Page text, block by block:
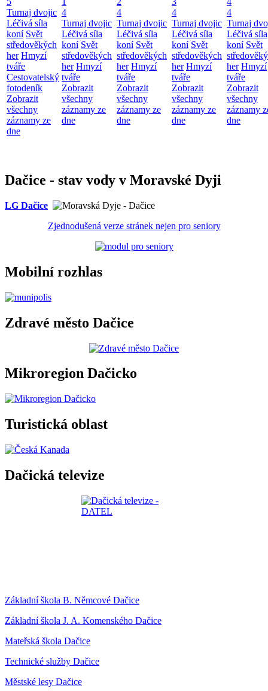
Turnaj dvojic
Léčivá síla
koní Svět
středověkých
her Hmyzí
tváře
Cestovatelský
fotodeník
Zobrazit
všechny
záznamy ze
dne
4
Turnaj dvojic
Léčivá síla
koní Svět
středověkých
her Hmyzí
tváře
Zobrazit
všechny
záznamy ze
dne
4
Turnaj dvojic
Léčivá síla
koní Svět
středověkých
her Hmyzí
tváře
Zobrazit
všechny
záznamy ze
dne
4
Turnaj dvojic
Léčivá síla
koní Svět
středověkých
her Hmyzí
tváře
Zobrazit
všechny
záznamy ze
dne
4
Turnaj
Léčivá síla
koní Svět
her Hmyzí
tváře
Zobrazit
všechny
záznamy
dne
Dačice - stav vody v Moravské Dyji
LG Dačice
Zjednodušená verze stránek nejen pro seniory
Mobilní rozhlas
Zdravé město Dačice
Mikroregion Dačicko
Turistická oblast
Dačická televize
Základní škola B. Němcové Dačice
Základní škola J. A. Komenského Dačice
Mateřská škola Dačice
Technické služby Dačice
Městské lesy Dačice